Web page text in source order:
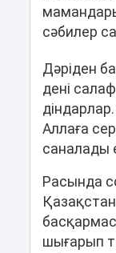
сәбилер
Дәріден
дені
Аллаға
саналады
Расында
шығарып